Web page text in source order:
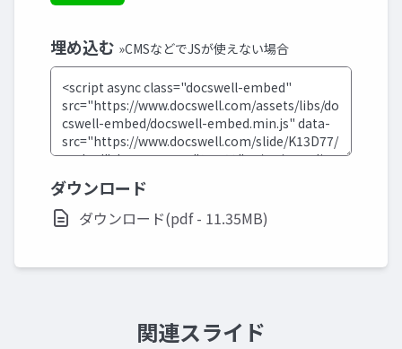
埋め込む »CMSなどでJSが使えない場合
ダウンロード
ダウンロード(pdf - 11.35MB)
関連スライド